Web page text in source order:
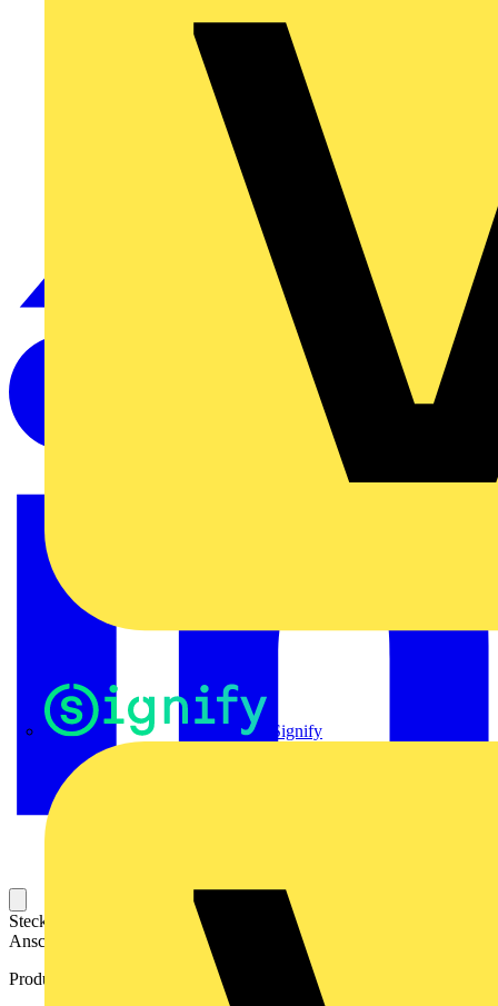
Signify
Steckbarer Leiterplatten-Anschluss mit innovatiever
Anschlusstechnologie für eine sichere und intuitive Handhabung.
Produktkennzeichen